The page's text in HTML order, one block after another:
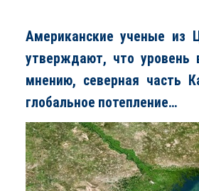
Американские ученые из
утверждают, что
мнению, северная часть
глобальное потепление…